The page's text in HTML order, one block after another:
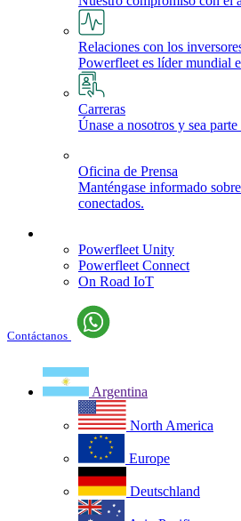
Relaciones con los
Powerfleet es líder mundial
Carreras
Únase a nosotros y sea
Oficina de Prensa
Manténgase informado
conectados.
Powerfleet Unity
Powerfleet Connect
On Road IoT
Contáctanos
Argentina
North America
Europe
Deutschland